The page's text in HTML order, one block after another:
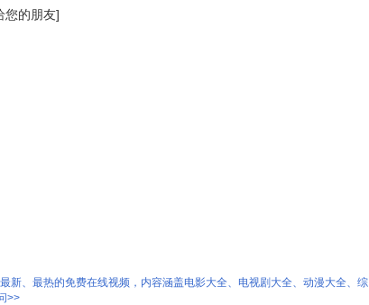
您的朋友]
新、最热的免费在线视频，内容涵盖电影大全、电视剧大全、动漫大全、综
>>